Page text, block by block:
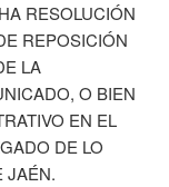
RESOLUCIÓN
REPOSICIÓN
LA
O BIEN
EN EL
DE LO
JAÉN.